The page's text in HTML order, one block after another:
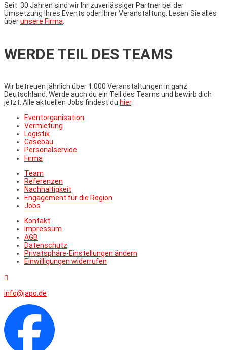
Seit 30 Jahren sind wir Ihr zuverlässiger Partner bei der
Umsetzung Ihres Events oder Ihrer Veranstaltung. Lesen Sie alles
überunsere Firma
WERDE TEIL DES TEAMS
Wir betreuen jährlich über 1.000 Veranstaltungen in ganz
Deutschland. Werde auch du ein Teil des Teams und bewirb dich
jetzt. Alle aktuellen Jobs findest du hier.
Eventorganisation
Vermietung
Logistik
Casebau
Personalservice
Firma
Team
Referenzen
Nachhaltigkeit
Engagement für die Region
Jobs
Kontakt
Impressum
AGB
Datenschutz
Privatsphäre-Einstellungen ändern
Einwilligungen widerrufen

info@japo.de